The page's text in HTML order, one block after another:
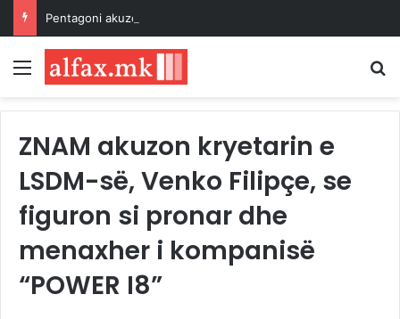
Menu
ZNAM akuzon kryetarin e
LSDM-së, Venko Filipçe, se
figuron si pronar dhe
menaxher i kompanisë
“POWER I8”